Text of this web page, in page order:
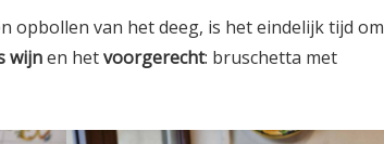
opbollen van het deeg, is het eindelijk tijd om
wijnen hetvoorgerecht: bruschetta met